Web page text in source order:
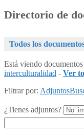
Directorio de
Todos los
Está viendo
interculturalidad - Ver
Filtrar por: Adjuntos
¿Tienes adjuntos?
Buscar